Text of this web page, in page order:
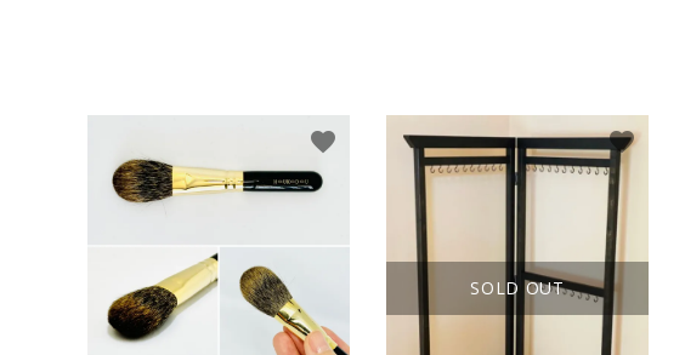
favorite
SOLD OUT
favorite